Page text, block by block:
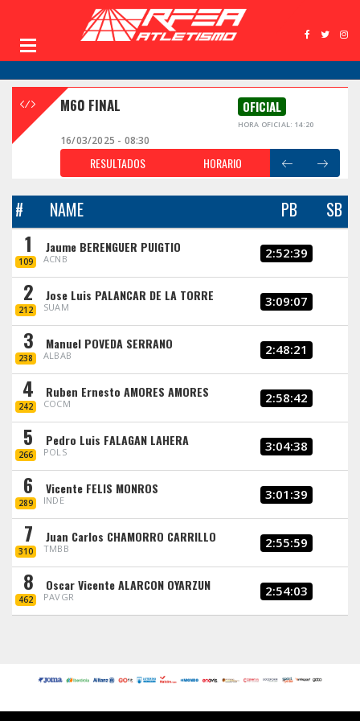
M60 FINAL OFICIAL
HORA OFICIAL: 14:20
16/03/2025 - 08:30
RESULTADOS HORARIO
# NAME PB SB
1
109
Jaume BERENGUER PUIGTIO
ACNB 2:52:39
2
212
Jose Luis PALANCAR DE LA TORRE
SUAM 3:09:07
3
238
Manuel POVEDA SERRANO
ALBAB 2:48:21
4
242
Ruben Ernesto AMORES AMORES
COCM 2:58:42
5
266
Pedro Luis FALAGAN LAHERA
POLS 3:04:38
6
289
Vicente FELIS MONROS
INDE 3:01:39
7
310
Juan Carlos CHAMORRO CARRILLO
TMBB 2:55:59
8
462
Oscar Vicente ALARCON OYARZUN
PAVGR 2:54:03